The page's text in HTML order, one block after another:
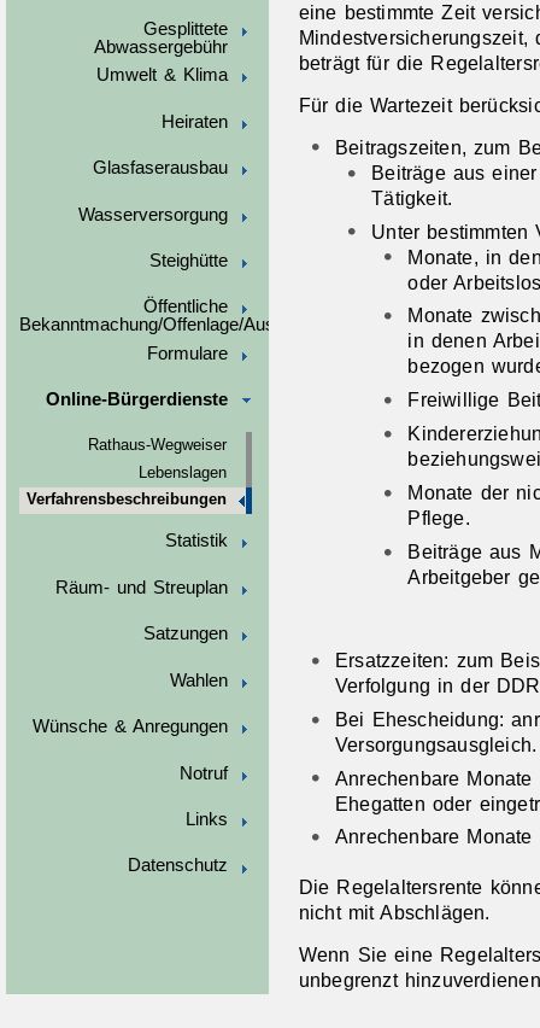
Gesplittete
Abwassergebühr
Umwelt & Klima
Heiraten
Glasfaserausbau
Wasserversorgung
Steighütte
Öffentliche
Bekanntmachung/Offenlage/Ausschreibungen
Formulare
Online-Bürgerdienste
Rathaus-Wegweiser
Lebenslagen
Verfahrensbeschreibungen
Statistik
Räum- und Streuplan
Satzungen
Wahlen
Wünsche & Anregungen
Notruf
Links
Datenschutz
eine bestimmte Zeit
beträgt für die
Für die Wartezeit
Beitragszeiten, zum
Beiträge aus
Tätigkeit.
Unter bestimmten
Monate, in
oder
Monate
in denen
bezogen
Freiwillige
Monate der
Pflege.
Beiträge aus
Arbeitgeber
Ersatzzeiten: zum
Verfolgung in der
Bei Ehescheidung:
Versorgungsausgleich.
Anrechenbare
Ehegatten oder
Anrechenbare
Die Regelaltersrente
nicht mit Abschlägen.
Wenn Sie eine
unbegrenzt